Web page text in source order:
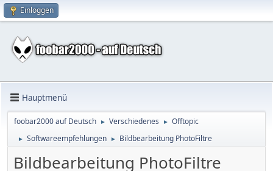
Einloggen
Hauptmenü
foobar2000 auf Deutsch ► Verschiedenes ► Offtopic
► Softwareempfehlungen ► Bildbearbeitung PhotoFiltre
Bildbearbeitung PhotoFiltre